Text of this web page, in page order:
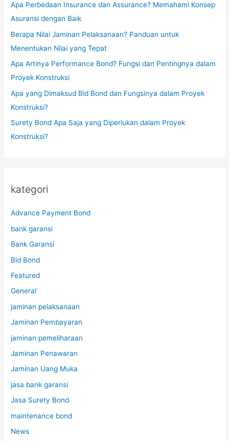
Apa Perbedaan Insurance dan Assurance? Memahami Konsep
Asuransi dengan Baik
Berapa Nilai Jaminan Pelaksanaan? Panduan untuk
Menentukan Nilai yang Tepat
Apa Artinya Performance Bond? Fungsi dan Pentingnya dalam
Proyek Konstruksi
Apa yang Dimaksud Bid Bond dan Fungsinya dalam Proyek
Konstruksi?
Surety Bond Apa Saja yang Diperlukan dalam Proyek
Konstruksi?
kategori
Advance Payment Bond
bank garansi
Bank Garansi
Bid Bond
Featured
General
jaminan pelaksanaan
Jaminan Pembayaran
jaminan pemeliharaan
Jaminan Penawaran
Jaminan Uang Muka
jasa bank garansi
Jasa Surety Bond
maintenance bond
News